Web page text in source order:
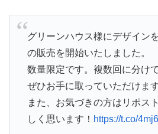
グリーンハウス様にデザイン
の販売を開始いたしました。
数量限定です。複数回に分け
ぜひお手に取っていただけま
また、お気づきの方はリポス
しく思います！ https://t.co/